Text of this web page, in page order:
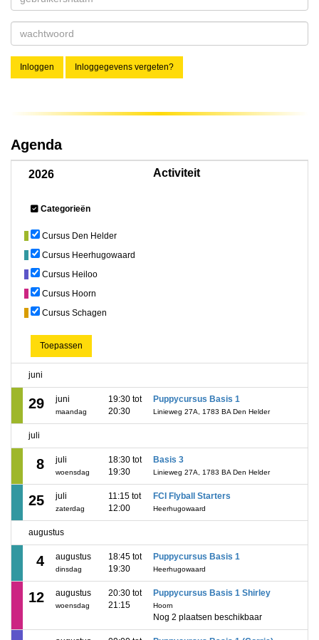
Inloggen Inloggegevens vergeten?
Agenda
2026 Activiteit
Categorieën
Cursus Den Helder
Cursus Heerhugowaard
Cursus Heiloo
Cursus Hoorn
Cursus Schagen
Toepassen
juni
29 juni
maandag
19:30 tot
20:30
Puppycursus Basis 1
Linieweg 27A, 1783 BA Den Helder
juli
8 juli
woensdag
18:30 tot
19:30
Basis 3
Linieweg 27A, 1783 BA Den Helder
25 juli
zaterdag
11:15 tot
12:00
FCI Flyball Starters
Heerhugowaard
augustus
4 augustus
dinsdag
18:45 tot
19:30
Puppycursus Basis 1
Heerhugowaard
12 augustus
woensdag
20:30 tot
21:15
Puppycursus Basis 1 Shirley
Hoorn
Nog 2 plaatsen beschikbaar